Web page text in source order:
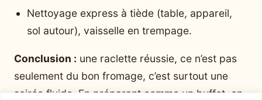
Nettoyage express à tiède (table, appareil,
sol autour), vaisselle en trempage.
Conclusion : une raclette réussie, ce n’est pas
seulement du bon fromage, c’est surtout une
soirée fluide. En préparant comme un buffet, en